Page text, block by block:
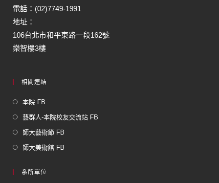
電話：(02)7749-1991
地址：
106台北市和平東路一段162號
樂智樓3樓
相關連結
本院 FB
藝群人-本院校友交流站 FB
師大藝術節 FB
師大美術館 FB
系所單位